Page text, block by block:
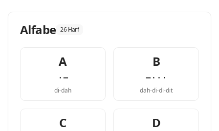
Alfabe 26 Harf
A
·−
di-dah
B
−···
dah-di-di-dit
C D